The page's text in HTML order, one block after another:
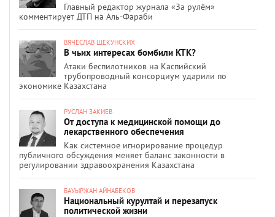
Главный редактор журнала «За рулём»
комментирует ДТП на Аль-Фараби
ВЯЧЕСЛАВ ЩЕКУНСКИХ
В чьих интересах бомбили КТК?
Атаки беспилотников на Каспийский
трубопроводный консорциум ударили по
экономике Казахстана
РУСЛАН ЗАКИЕВ
От доступа к медицинской помощи до
лекарственного обеспечения
Как системное игнорирование процедур
публичного обсуждения меняет баланс законности в
регулировании здравоохранения Казахстана
БАУЫРЖАН АЙНАБЕКОВ
Национальный курултай и перезапуск
политической жизни